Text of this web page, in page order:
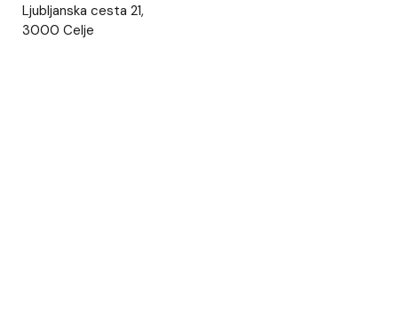
Ljubljanska cesta 21,
3000 Celje